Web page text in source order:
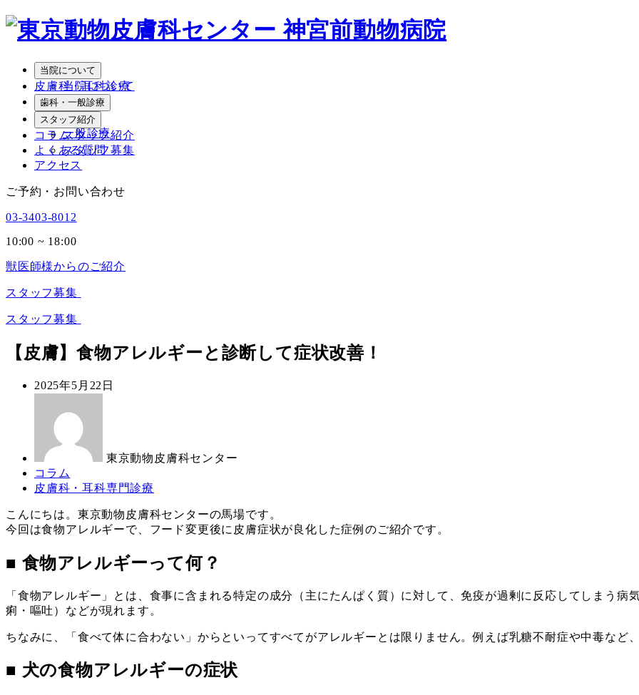
メ
当院について
当院について
院長紹介
皮膚科・耳科診療
歯科・一般診療
歯科
一般診療
スタッフ紹介
スタッフ紹介
スタッフ募集
コラム
よくある質問
アクセス
ご予約・お問い合わせ
03-3403-8012
10:00 ~ 18:00
獣医師様からのご紹介
スタッフ募集
スタッフ募集
【皮膚】食物アレルギーと診断して症状改善！
投
2025年5月22日
東京動物皮膚科センター
カ
テ
リ
ー
コラム
カ
ゴ
リ
皮膚科・耳科専門診療
こんにちは。東京動物皮膚科センターの馬場です。
今回は食物アレルギーで、フード変更後に皮膚症状が良化した症例のご紹介です。
■ 食物アレルギーって何？
「食物アレルギー」とは、食事に含まれる特定の成分（主にたんぱく質）に対して、免疫が過剰に反応してしまう
痢・嘔吐）などが現れます。
ちなみに、「食べて体に合わない」からといってすべてがアレルギーとは限りません。例えば乳糖不耐症や中毒など
■ 犬の食物アレルギーの症状